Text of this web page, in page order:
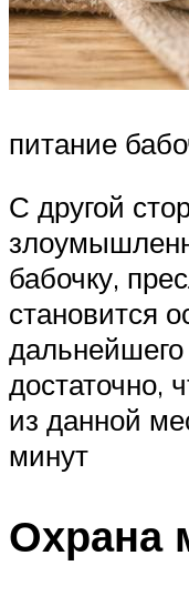
питание
С другой
бабочку,
становится
достаточно,
из данной
минут
Охрана